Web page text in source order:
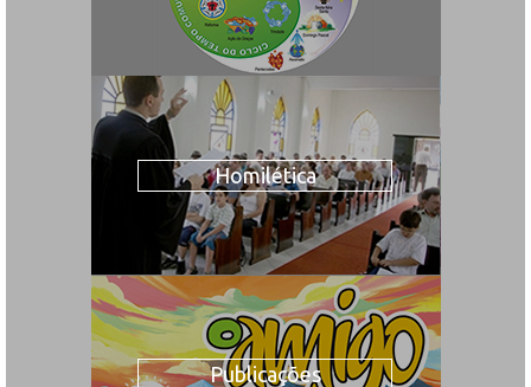
Homilética
Publicações